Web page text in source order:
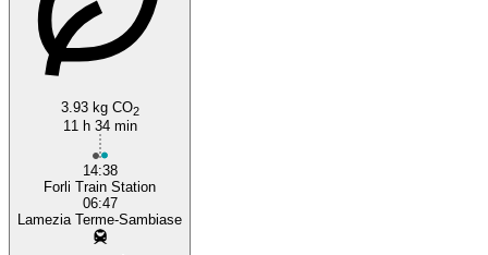
3.93 kg CO2
11 h 34 min
14:38
Forli Train Station
06:47
Lamezia Terme-Sambiase